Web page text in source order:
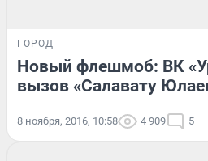
ГОРОД
Новый флешмоб: ВК
вызов «Салавату
8 ноября, 2016, 10:58 4 909 5